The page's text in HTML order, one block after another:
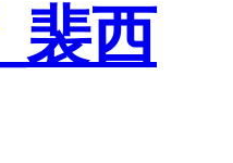
裴西